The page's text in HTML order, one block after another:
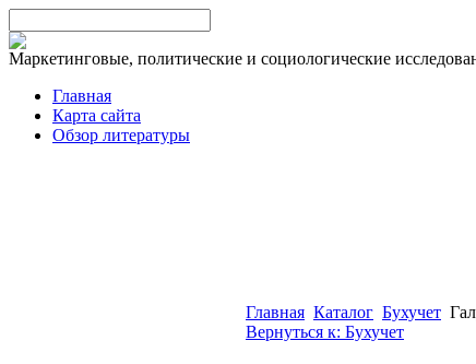
Маркетинговые, политические и социологические
Главная
Карта сайта
Обзор литературы
Главная Каталог Бухучет
Вернуться к: Бухучет